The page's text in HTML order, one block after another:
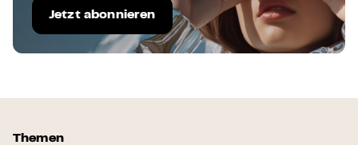
Jetzt abonnieren
Themen